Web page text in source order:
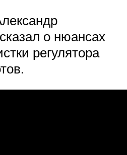
о нюансах
регулятора